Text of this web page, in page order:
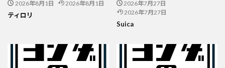
2026年8月1日 2026年8月1日
ティロリ
2026年7月27日
2026年7月27日
Suica